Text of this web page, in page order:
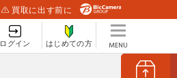
買取に出す前に
ログイン はじめての方